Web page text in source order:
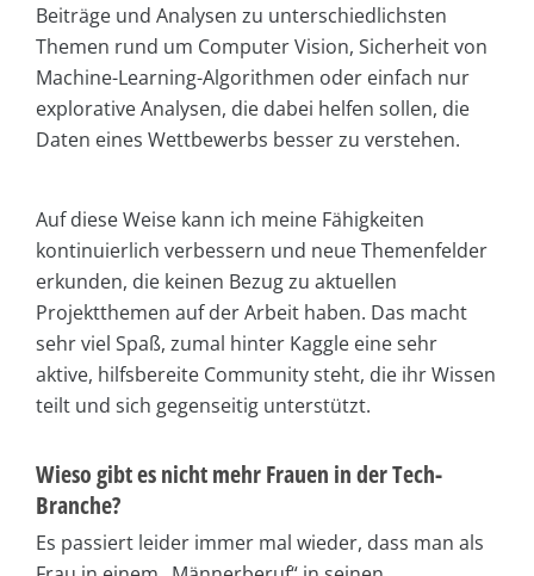
Beiträge und Analysen zu unterschiedlichsten
Themen rund um Computer Vision, Sicherheit von
Machine-Learning-Algorithmen oder einfach nur
explorative Analysen, die dabei helfen sollen, die
Daten eines Wettbewerbs besser zu verstehen.
Auf diese Weise kann ich meine Fähigkeiten
kontinuierlich verbessern und neue Themenfelder
erkunden, die keinen Bezug zu aktuellen
Projektthemen auf der Arbeit haben. Das macht
sehr viel Spaß, zumal hinter Kaggle eine sehr
aktive, hilfsbereite Community steht, die ihr Wissen
teilt und sich gegenseitig unterstützt.
Wieso gibt es nicht mehr Frauen in der Tech-
Branche?
Es passiert leider immer mal wieder, dass man als